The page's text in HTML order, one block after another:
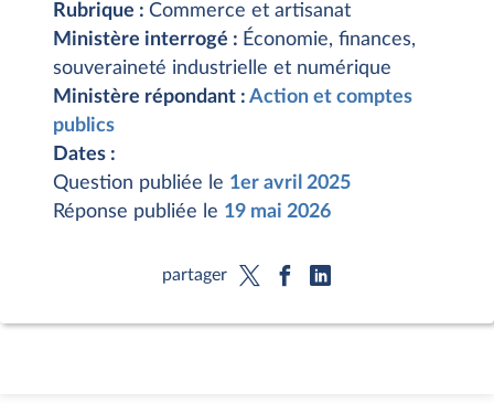
Rubrique : Commerce et artisanat
Ministère interrogé : Économie, finances,
souveraineté industrielle et numérique
Ministère répondant : Action et comptes
publics
Dates :
Question publiée le 1er avril 2025
Réponse publiée le 19 mai 2026
partager